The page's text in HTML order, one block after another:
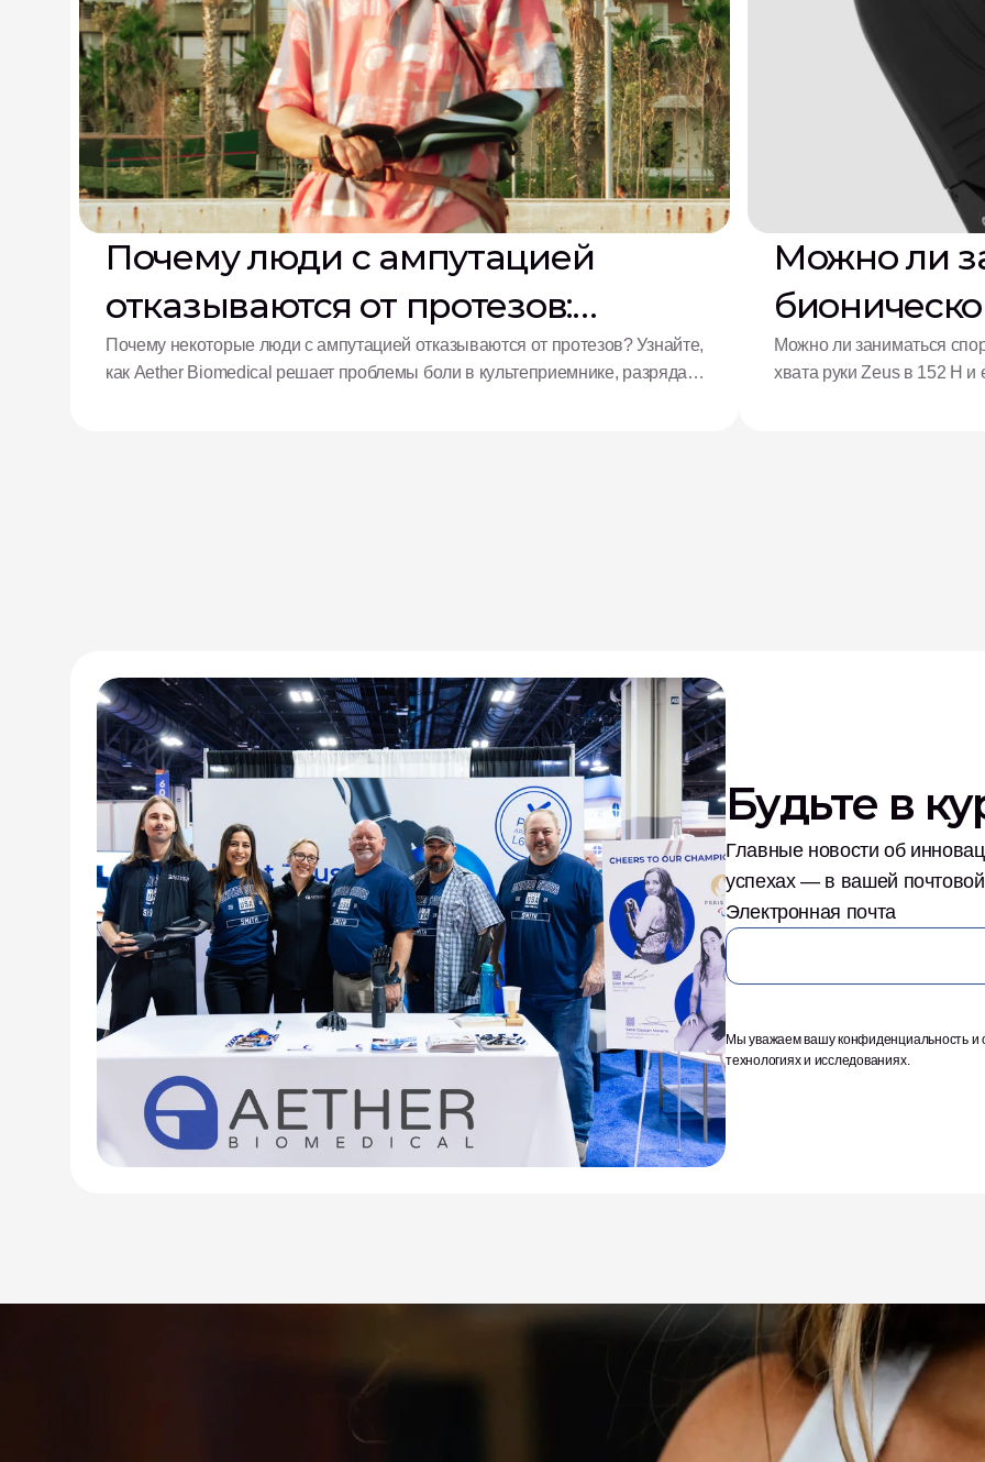
Почему люди с ампутацией
отказываются от протезов:
решение от Aether
Почему некоторые люди с ампутацией отказываются от протезов? Узнайте,
как Aether Biomedical решает проблемы боли в культеприемнике, разряда
Можно ли
Можно ли заниматься
хвата руки Zeus в 152 Н
Будьте в
Главные новости об
успехах — в вашей
Электронная почта
Мы уважаем вашу конфиденциальность
технологиях и исследованиях.